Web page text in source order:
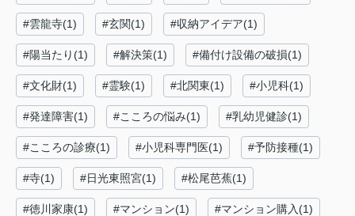
#雲龍寺(1) #玄関(1) #収納アイデア(1)
#陽当たり(1) #解決策(1) #備付け設備の破損(1)
#文化財(1) #霊験(1) #北関東(1) #小児科(1)
#発達障害(1) #こころの悩み(1) #乳幼児健診(1)
#こころの診療(1) #小児科専門医(1) #予防接種(1)
#寺(1) #日光東照宮(1) #松尾芭蕉(1)
#徳川家康(1) #マンション(1) #マンション購入(1)